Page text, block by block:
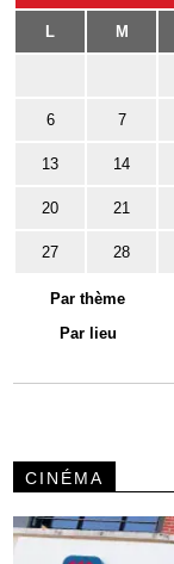
L M
6 7
13 14
20 21
27 28
Par thème
Par lieu
CINÉMA